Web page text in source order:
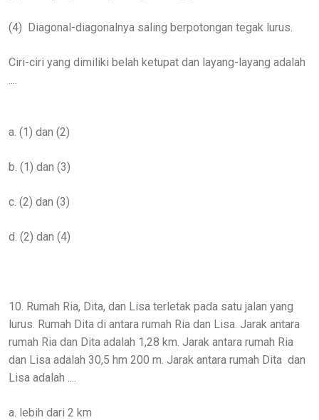
(4) Diagonal-diagonalnya saling berpotongan tegak lurus.
Ciri-ciri yang dimiliki belah ketupat dan layang-layang adalah
a. (1) dan (2)
b. (1) dan (3)
c. (2) dan (3)
d. (2) dan (4)
10. Rumah Ria, Dita, dan Lisa terletak pada satu jalan yang
lurus. Rumah Dita di antara rumah Ria dan Lisa. Jarak antara
rumah Ria dan Dita adalah 1,28 km. Jarak antara rumah Ria
dan Lisa adalah 30,5 hm 200 m. Jarak antara rumah Dita dan
Lisa adalah ....
a. lebih dari 2 km